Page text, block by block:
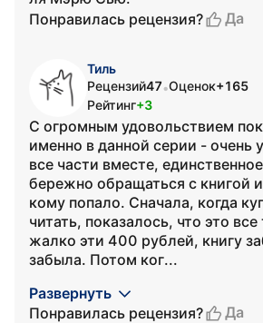
Понравилась рецензия?
Да
Тиль
Рецензий47•Оценок+165
Рейтинг+3
С огромным удовольствием
именно в данной серии - очень
все части вместе,
бережно обращаться с книгой
кому попало. Сначала, когда
читать, показалось, что это
жалко эти 400 рублей, книгу
забыла. Потом ког...
Развернуть
Понравилась рецензия?
Да